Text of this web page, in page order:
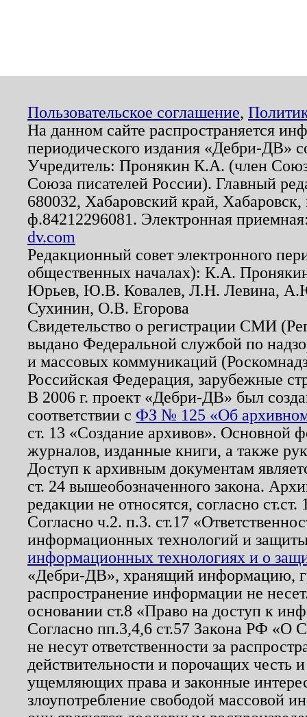
Пользовательское соглашение,
На данном сайте распространяется
периодического издания «Дебри-ДВ»
Учредитель: Пронякин К.А. (член
Союза писателей России). Главный
680032, Хабаровский край,
ф.84212296081. Электронная
dv.com
Редакционный совет электронного
общественных началах): К.А.
Юрьев, Ю.В. Ковалев, Л.Н. Левина,
Сухинин, О.В. Егорова
Свидетельство о регистрации СМИ
выдано Федеральной службой по
и массовых коммуникаций
Российская Федерация, зарубежные
В 2006 г. проект «Дебри-ДВ» был
соответствии с ФЗ № 125 «Об
ст. 13 «Создание архивов». Основной
журналов, изданные книги, а также
Доступ к архивным документам
ст. 24 вышеобозначенного закона.
редакции не относятся, согласно
Согласно ч.2. п.3. ст.17
информационных технологий и
информационных технологиях и о
«Дебри-ДВ», хранящий информацию,
распространение информации не
основании ст.8 «Право на доступ к
Согласно пп.3,4,6 ст.57 Закона РФ «О
не несут ответственности за
действительности и порочащих честь
ущемляющих права и законные
злоупотребление свободой массовой